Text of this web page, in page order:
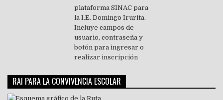
RAI PARA LA CONVIVENCIA ESCOLAR